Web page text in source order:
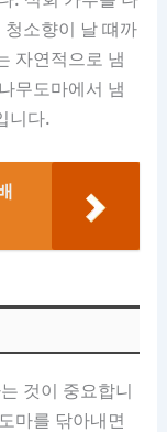
소향이 날 떄까
자연적으로 냄
무도마에서 냄
니다.
것이 중요합니
마를 닦아내면